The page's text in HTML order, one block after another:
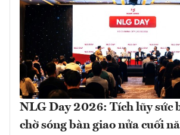
NLG Day 2026: Tích lũy sức
chờ sóng bàn giao nửa cuối